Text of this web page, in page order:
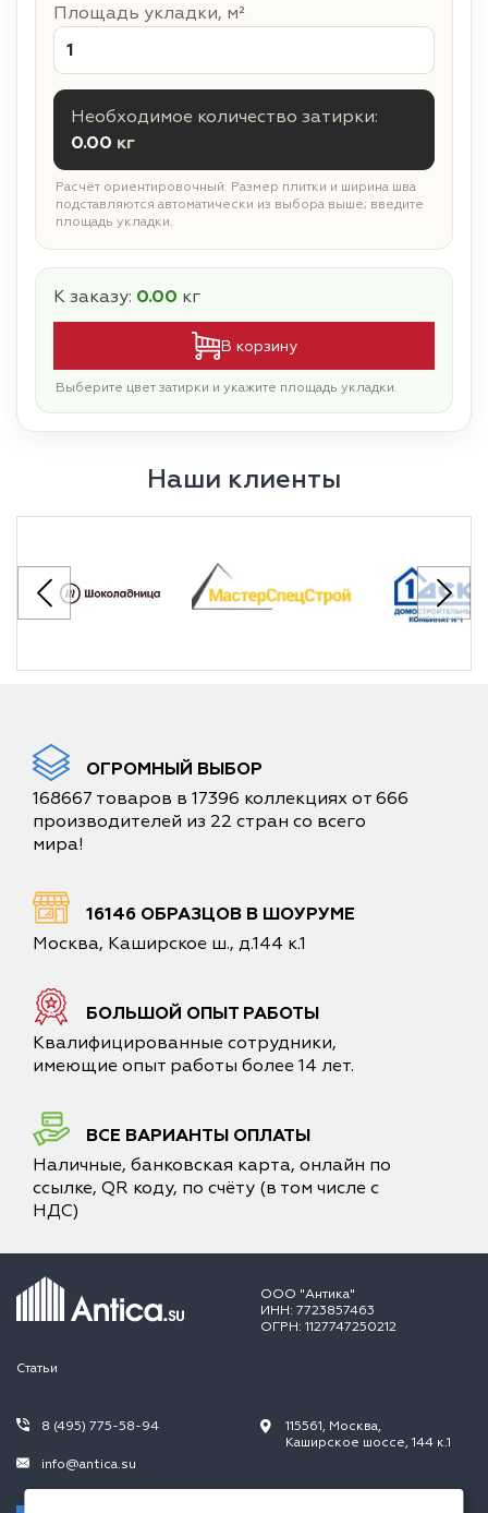
Площадь укладки, м²
Необходимое количество затирки:
0.00 кг
Расчёт ориентировочный. Размер плитки и ширина шва
подставляются автоматически из выбора выше; введите
площадь укладки.
К заказу: 0.00 кг
В корзину
Выберите цвет затирки и укажите площадь укладки.
Наши клиенты
ОГРОМНЫЙ ВЫБОР
168667 товаров в 17396 коллекциях от 666
производителей из 22 стран со всего
мира!
16146 ОБРАЗЦОВ В ШОУРУМЕ
Москва, Каширское ш., д.144 к.1
БОЛЬШОЙ ОПЫТ РАБОТЫ
Квалифицированные сотрудники,
имеющие опыт работы более 14 лет.
ВСЕ ВАРИАНТЫ ОПЛАТЫ
Наличные, банковская карта, онлайн по
ссылке, QR коду, по счёту (в том числе с
НДС)
ООО "Антика"
ИНН: 7723857463
ОГРН: 1127747250212
Статьи
8 (495) 775-58-94
info@antica.su
115561, Москва,
Каширское шоссе, 144 к.1